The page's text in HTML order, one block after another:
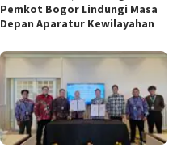
Pemkot Bogor Lindungi Masa
Depan Aparatur Kewilayahan